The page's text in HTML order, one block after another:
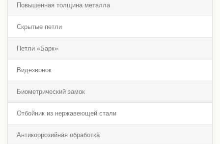
Повышенная толщина металла
Скрытые петли
Петли «Барк»
Видезвонок
Биометрический замок
Отбойник из нержавеющей стали
Антикоррозийная обработка